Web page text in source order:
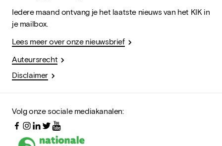
Iedere maand ontvang je het laatste nieuws van het KIK in
je mailbox.
Lees meer over onze nieuwsbrief
Auteursrecht
Disclaimer
Volg onze sociale mediakanalen: